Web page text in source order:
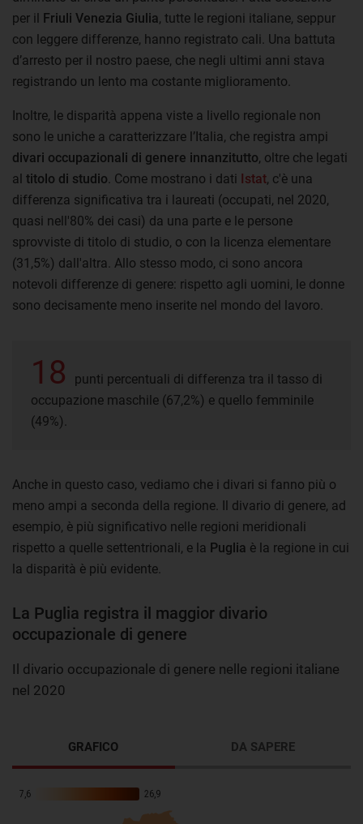
per il Friuli Venezia Giulia, tutte le regioni italiane, seppur
con leggere differenze, hanno registrato cali. Una battuta
d’arresto per il nostro paese, che negli ultimi anni stava
registrando un lento ma costante miglioramento.
Inoltre, le disparità appena viste a livello regionale non
sono le uniche a caratterizzare l’Italia, che registra ampi
divari occupazionali di genere innanzitutto, oltre che legati
al titolo di studio. Come mostrano i dati Istat, c'è una
differenza significativa tra i laureati (occupati, nel 2020,
quasi nell'80% dei casi) da una parte e le persone
sprovviste di titolo di studio, o con la licenza elementare
(31,5%) dall'altra. Allo stesso modo, ci sono ancora
notevoli differenze di genere: rispetto agli uomini, le donne
sono decisamente meno inserite nel mondo del lavoro.
18
punti percentuali di differenza tra il tasso di
occupazione maschile (67,2%) e quello femminile
(49%).
Anche in questo caso, vediamo che i divari si fanno più o
meno ampi a seconda della regione. Il divario di genere, ad
esempio, è più significativo nelle regioni meridionali
rispetto a quelle settentrionali, e la Puglia è la regione in cui
la disparità è più evidente.
La Puglia registra il maggior divario
occupazionale di genere
Il divario occupazionale di genere nelle regioni italiane
nel 2020
GRAFICO DA SAPERE